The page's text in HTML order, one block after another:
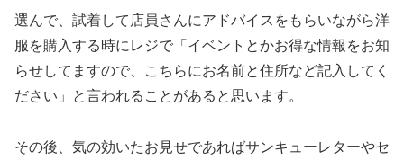
選んで、試着して店員さんにアドバイスをもらいながら洋
服を購入する時にレジで「イベントとかお得な情報をお知
らせしてますので、こちらにお名前と住所など記入してく
ださい」と言われることがあると思います。
その後、気の効いたお見せであればサンキューレターやセ